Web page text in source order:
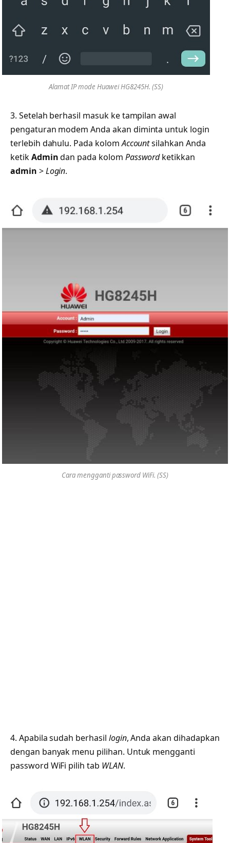
Alamat IP mode Huawei HG8245H. (SS)
3. Setelah berhasil masuk ke tampilan awal
pengaturan modem Anda akan diminta untuk login
terlebih dahulu. Pada kolomAccountsilahkan Anda
ketikAdmindan pada kolom Passwordketikkan
admin >Login.
Cara mengganti password WiFi. (SS)
4. Apabila sudah berhasil login, Anda akan dihadapkan
dengan banyak menu pilihan. Untuk mengganti
password WiFi pilih tab WLAN.